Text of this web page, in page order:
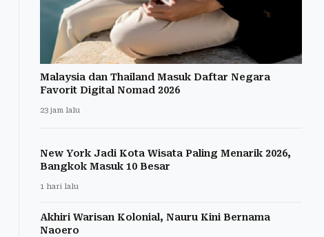
Malaysia dan Thailand Masuk Daftar Negara
Favorit Digital Nomad 2026
23 jam lalu
New York Jadi Kota Wisata Paling Menarik 2026,
Bangkok Masuk 10 Besar
1 hari lalu
Akhiri Warisan Kolonial, Nauru Kini Bernama
Naoero